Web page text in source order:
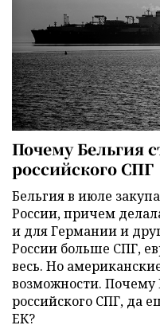
Почему Бельгия
российского СПГ
Бельгия в июле
России, причем
и для Германии и
России больше СПГ,
весь. Но
возможности. Почему
российского СПГ, да
ЕК?